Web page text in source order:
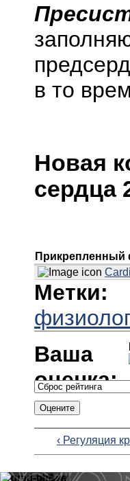
в то
Новая
сердца
Прикрепленный
Метки:
Ваша
оценка:
‹ Регуляция